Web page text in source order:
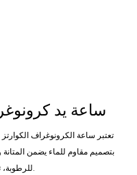
تعتبر ساعة الكرونوغراف
بتصميم مقاوم للماء يضمن
للرطوبة، تعد هذه الساعة إكسسوارًا مثاليًا لأي رجل متطور.